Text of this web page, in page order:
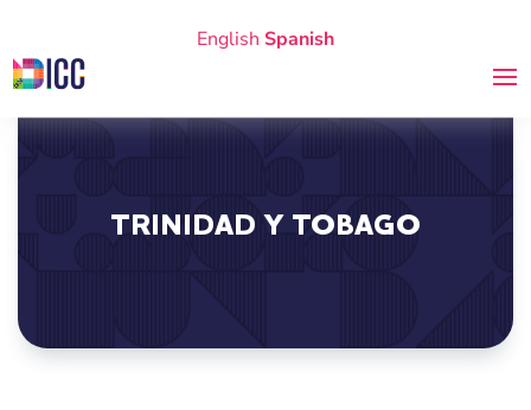
English Spanish
TRINIDAD Y TOBAGO